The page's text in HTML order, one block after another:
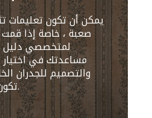
يمكن أن تكون تعليمات
صعبة ، خاصة إذا
لمتخصصي دليل
مساعدتك في اختيار
والتصميم للجدران
تكون باهظة الثمن أيضًا.